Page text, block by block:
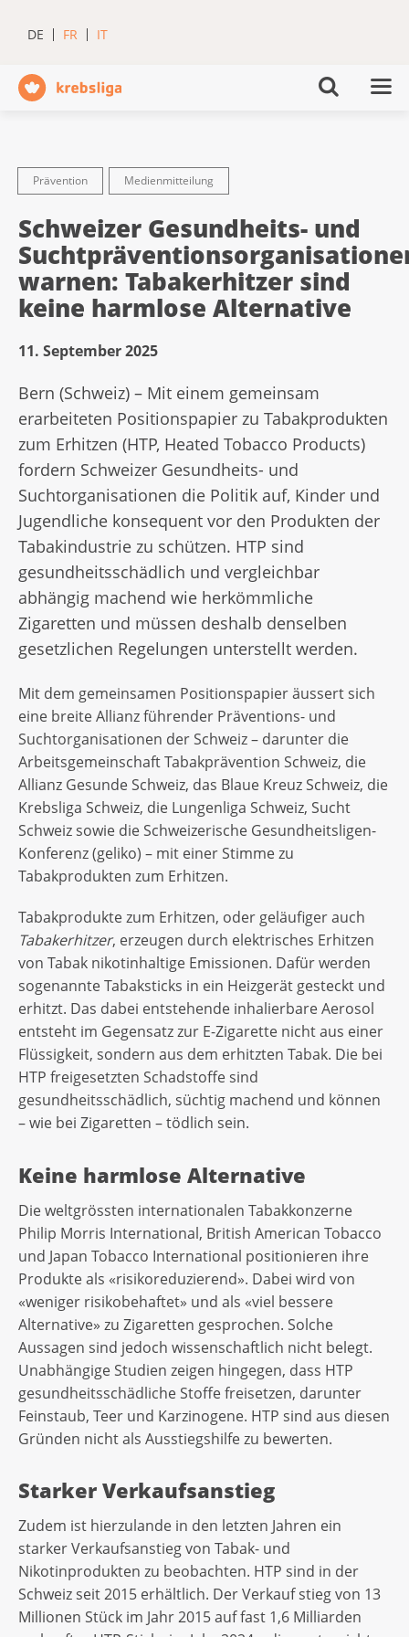
DE FR IT
Prävention Medienmitteilung
Schweizer Gesundheits- und
warnen: Tabakerhitzer sind
keine harmlose Alternative
11. September 2025
Bern (Schweiz) – Mit einem gemeinsam
erarbeiteten Positionspapier zu Tabakprodukten
zum Erhitzen (HTP, Heated Tobacco Products)
fordern Schweizer Gesundheits- und
Suchtorganisationen die Politik auf, Kinder und
Jugendliche konsequent vor den Produkten der
Tabakindustrie zu schützen. HTP sind
gesundheitsschädlich und vergleichbar
abhängig machend wie herkömmliche
Zigaretten und müssen deshalb denselben
gesetzlichen Regelungen unterstellt werden.
Mit dem gemeinsamen Positionspapier äussert sich
eine breite Allianz führender Präventions- und
Suchtorganisationen der Schweiz – darunter die
Arbeitsgemeinschaft Tabakprävention Schweiz, die
Allianz Gesunde Schweiz, das Blaue Kreuz Schweiz, die
Krebsliga Schweiz, die Lungenliga Schweiz, Sucht
Schweiz sowie die Schweizerische Gesundheitsligen-
Konferenz (geliko) – mit einer Stimme zu
Tabakprodukten zum Erhitzen.
Tabakprodukte zum Erhitzen, oder geläufiger auch
Tabakerhitzer, erzeugen durch elektrisches Erhitzen
von Tabak nikotinhaltige Emissionen. Dafür werden
sogenannte Tabaksticks in ein Heizgerät gesteckt und
erhitzt. Das dabei entstehende inhalierbare Aerosol
entsteht im Gegensatz zur E-Zigarette nicht aus einer
Flüssigkeit, sondern aus dem erhitzten Tabak. Die bei
HTP freigesetzten Schadstoffe sind
gesundheitsschädlich, süchtig machend und können
– wie bei Zigaretten – tödlich sein.
Keine harmlose Alternative
Die weltgrössten internationalen Tabakkonzerne
Philip Morris International, British American Tobacco
und Japan Tobacco International positionieren ihre
Produkte als «risikoreduzierend». Dabei wird von
«weniger risikobehaftet» und als «viel bessere
Alternative» zu Zigaretten gesprochen. Solche
Aussagen sind jedoch wissenschaftlich nicht belegt.
Unabhängige Studien zeigen hingegen, dass HTP
gesundheitsschädliche Stoffe freisetzen, darunter
Feinstaub, Teer und Karzinogene. HTP sind aus diesen
Gründen nicht als Ausstiegshilfe zu bewerten.
Starker Verkaufsanstieg
Zudem ist hierzulande in den letzten Jahren ein
starker Verkaufsanstieg von Tabak- und
Nikotinprodukten zu beobachten. HTP sind in der
Schweiz seit 2015 erhältlich. Der Verkauf stieg von 13
Millionen Stück im Jahr 2015 auf fast 1,6 Milliarden